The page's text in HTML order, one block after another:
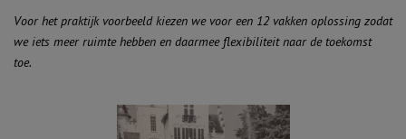
Voor het praktijk voorbeeld kiezen we voor een 12 vakken oplossing zodat
we iets meer ruimte hebben en daarmee flexibiliteit naar de toekomst
toe.